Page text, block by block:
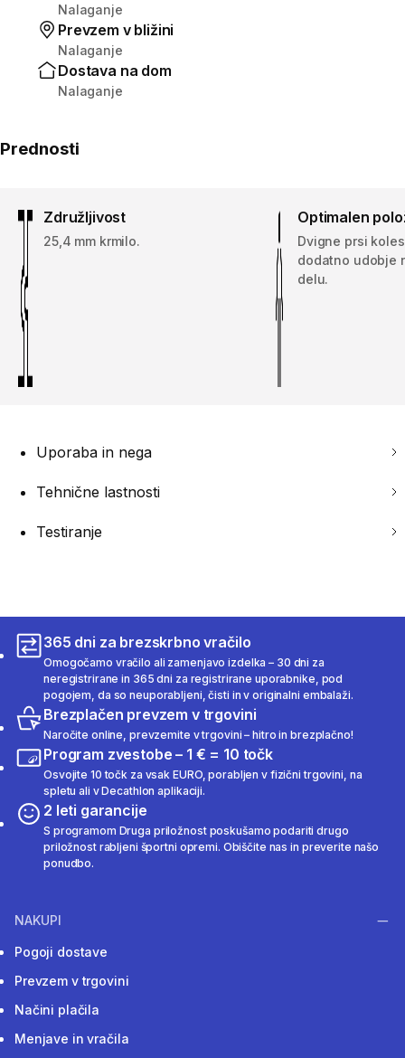
Nalaganje
Prevzem v bližini
Nalaganje
Dostava na dom
Nalaganje
Prednosti
Združljivost
25,4 mm krmilo.
Optimalen
Dvigne prsi
dodatno udobje
delu.
Uporaba in nega
Tehnične lastnosti
Testiranje
365 dni za brezskrbno vračilo
Omogočamo vračilo ali zamenjavo izdelka – 30 dni za
neregistrirane in 365 dni za registrirane uporabnike, pod
pogojem, da so neuporabljeni, čisti in v originalni embalaži.
Brezplačen prevzem v trgovini
Naročite online, prevzemite v trgovini – hitro in brezplačno!
Program zvestobe – 1 € = 10 točk
Osvojite 10 točk za vsak EURO, porabljen v fizični trgovini, na
spletu ali v Decathlon aplikaciji.
2 leti garancije
S programom Druga priložnost poskušamo podariti drugo
priložnost rabljeni športni opremi. Obiščite nas in preverite našo
ponudbo.
NAKUPI
Pogoji dostave
Prevzem v trgovini
Načini plačila
Menjave in vračila